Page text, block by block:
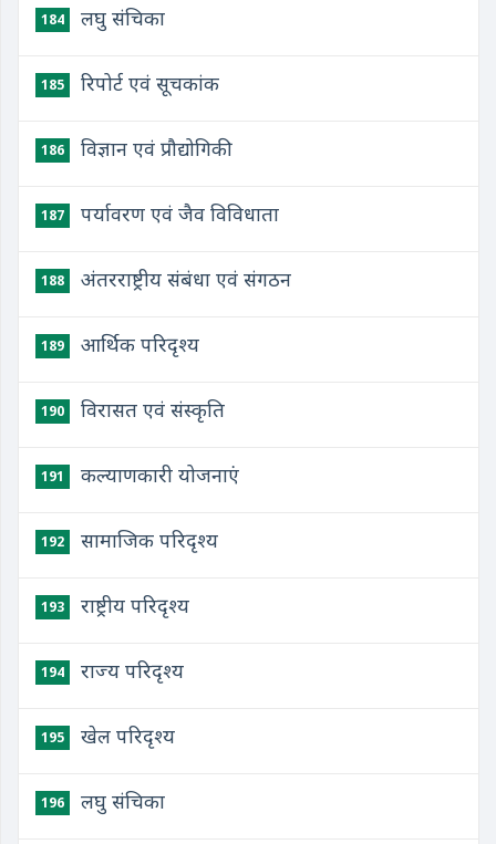
184 लघु संचिका
185 रिपोर्ट एवं सूचकांक
186 विज्ञान एवं प्रौद्योगिकी
187 पर्यावरण एवं जैव विविधाता
188 अंतरराष्ट्रीय संबंधा एवं संगठन
189 आर्थिक परिदृश्य
190 विरासत एवं संस्कृति
191 कल्याणकारी योजनाएं
192 सामाजिक परिदृश्य
193 राष्ट्रीय परिदृश्य
194 राज्य परिदृश्य
195 खेल परिदृश्य
196 लघु संचिका